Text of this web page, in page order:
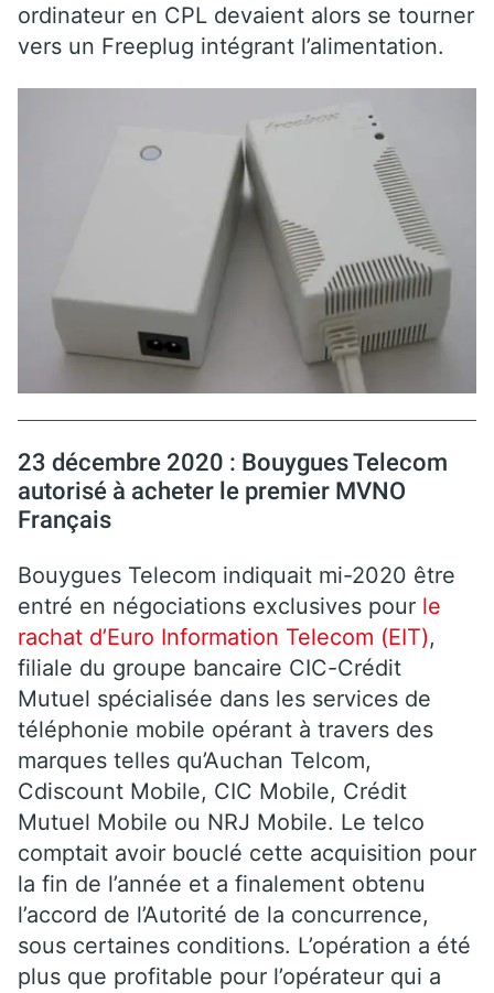
ordinateur en CPL devaient alors se tourner
vers un Freeplug intégrant l’alimentation.
23 décembre 2020 : Bouygues Telecom
autorisé à acheter le premier MVNO
Français
Bouygues Telecom indiquait mi-2020 être
entré en négociations exclusives pour le
rachat d’Euro Information Telecom (EIT),
filiale du groupe bancaire CIC-Crédit
Mutuel spécialisée dans les services de
téléphonie mobile opérant à travers des
marques telles qu’Auchan Telcom,
Cdiscount Mobile, CIC Mobile, Crédit
Mutuel Mobile ou NRJ Mobile. Le telco
comptait avoir bouclé cette acquisition pour
la fin de l’année et a finalement obtenu
l’accord de l’Autorité de la concurrence,
sous certaines conditions. L’opération a été
plus que profitable pour l’opérateur qui a